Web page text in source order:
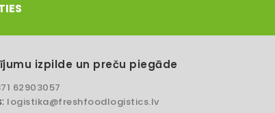
izpilde un preču piegāde
62903057
logistika@freshfoodlogistics.lv